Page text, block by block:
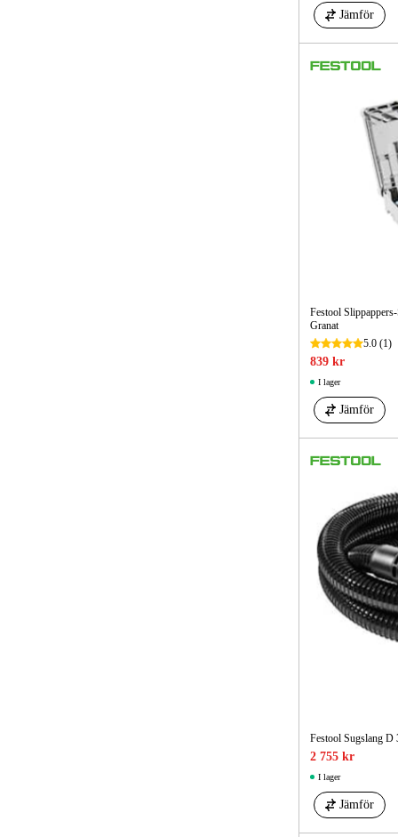
Jämför
Festool
Granat
5.0(1)
839 kr
I lager
Jämför
Festool Sugslang
2 755 kr
I lager
Jämför